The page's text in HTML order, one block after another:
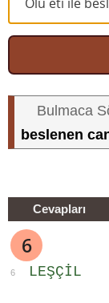
Bulmaca
beslenen
Cevapları
6
6 LEŞÇIL